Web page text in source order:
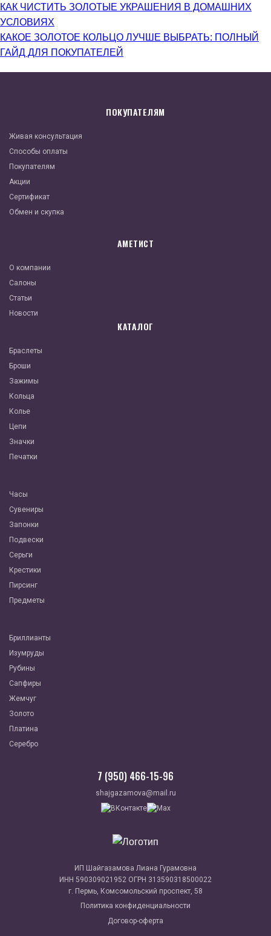
КАК ЧИСТИТЬ ЗОЛОТЫЕ УКРАШЕНИЯ В ДОМАШНИХ
УСЛОВИЯХ
КАКОЕ ЗОЛОТОЕ КОЛЬЦО ЛУЧШЕ ВЫБРАТЬ: ПОЛНЫЙ
ГАЙД ДЛЯ ПОКУПАТЕЛЕЙ
ПОКУПАТЕЛЯМ
Живая консультация
Способы оплаты
Покупателям
Акции
Сертификат
Обмен и скупка
АМЕТИСТ
О компании
Салоны
Статьи
Новости
КАТАЛОГ
Браслеты
Броши
Зажимы
Кольца
Колье
Цепи
Значки
Печатки
Часы
Сувениры
Запонки
Подвески
Серьги
Крестики
Пирсинг
Предметы
Бриллианты
Изумруды
Рубины
Сапфиры
Жемчуг
Золото
Платина
Серебро
7 (950) 466-15-96
shajgazamova@mail.ru
ИП Шайгазамова Лиана Гурамовна
ИНН 590309021952 ОГРН 313590318500022
г. Пермь, Комсомольский проспект, 58
Политика конфиденциальности
Договор-оферта